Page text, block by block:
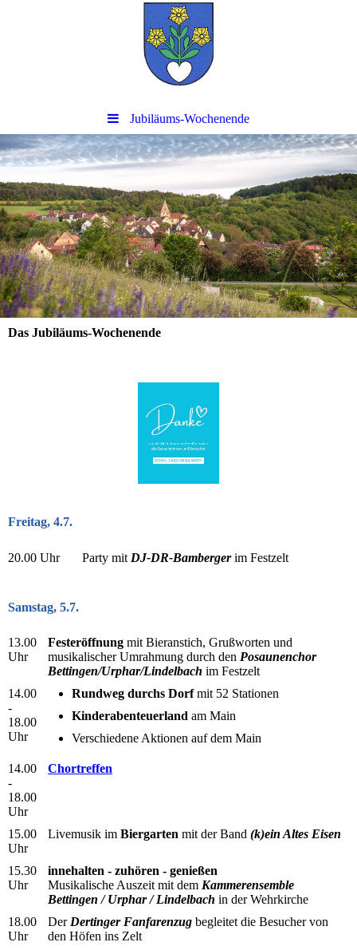
Jubiläums-Wochenende
Das Jubiläums-Wochenende
Freitag, 4.7.
20.00 Uhr Party mit DJ-DR-Bambergerim Festzelt
Samstag, 5.7.
13.00
Uhr
Festeröffnung mit Bieranstich, Grußworten und
musikalischer Umrahmung durch den Posaunenchor
Bettingen/Urphar/Lindelbach im Festzelt
14.00
-
18.00
Uhr
Rundweg durchs Dorfmit 52 Stationen
Kinderabenteuerland am Main
Verschiedene Aktionen auf dem Main
14.00
-
18.00
Uhr
Chortreffen
15.00
Uhr
Livemusik im Biergarten mit der Band (k)ein Altes Eisen
15.30
Uhr
innehalten - zuhören - genießen
Musikalische Auszeit mit dem Kammerensemble
Bettingen / Urphar / Lindelbach in der Wehrkirche
18.00
Uhr
Der Dertinger Fanfarenzug begleitet die Besucher von
den Höfen ins Zelt